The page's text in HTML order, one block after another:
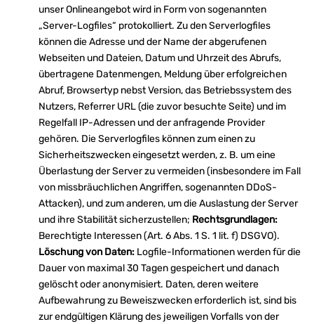
unser Onlineangebot wird in Form von sogenannten
„Server-Logfiles“ protokolliert. Zu den Serverlogfiles
können die Adresse und der Name der abgerufenen
Webseiten und Dateien, Datum und Uhrzeit des Abrufs,
übertragene Datenmengen, Meldung über erfolgreichen
Abruf, Browsertyp nebst Version, das Betriebssystem des
Nutzers, Referrer URL (die zuvor besuchte Seite) und im
Regelfall IP-Adressen und der anfragende Provider
gehören. Die Serverlogfiles können zum einen zu
Sicherheitszwecken eingesetzt werden, z. B. um eine
Überlastung der Server zu vermeiden (insbesondere im Fall
von missbräuchlichen Angriffen, sogenannten DDoS-
Attacken), und zum anderen, um die Auslastung der Server
und ihre Stabilität sicherzustellen; Rechtsgrundlagen:
Berechtigte Interessen (Art. 6 Abs. 1 S. 1 lit. f) DSGVO).
Löschung von Daten: Logfile-Informationen werden für die
Dauer von maximal 30 Tagen gespeichert und danach
gelöscht oder anonymisiert. Daten, deren weitere
Aufbewahrung zu Beweiszwecken erforderlich ist, sind bis
zur endgültigen Klärung des jeweiligen Vorfalls von der